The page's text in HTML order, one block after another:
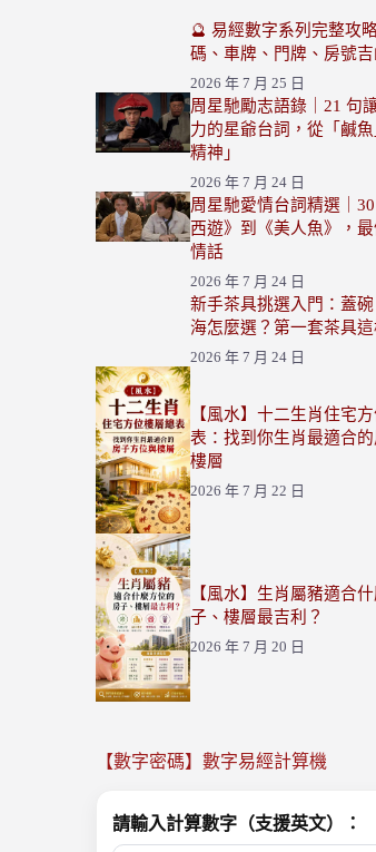
🔮 易經數字系列完整攻
碼、車牌、門牌、房號
2026 年 7 月 25 日
周星馳勵志語錄｜21 句
力的星爺台詞，從「鹹
精神」
2026 年 7 月 24 日
周星馳愛情台詞精選｜
西遊》到《美人魚》，
情話
2026 年 7 月 24 日
新手茶具挑選入門：蓋
海怎麼選？第一套茶具
2026 年 7 月 24 日
【風水】十二生肖住宅
表：找到你生肖最適合
樓層
2026 年 7 月 22 日
【風水】生肖屬豬適合
子、樓層最吉利？
2026 年 7 月 20 日
【數字密碼】數字易經計算機
請輸入計算數字（支援英文）：